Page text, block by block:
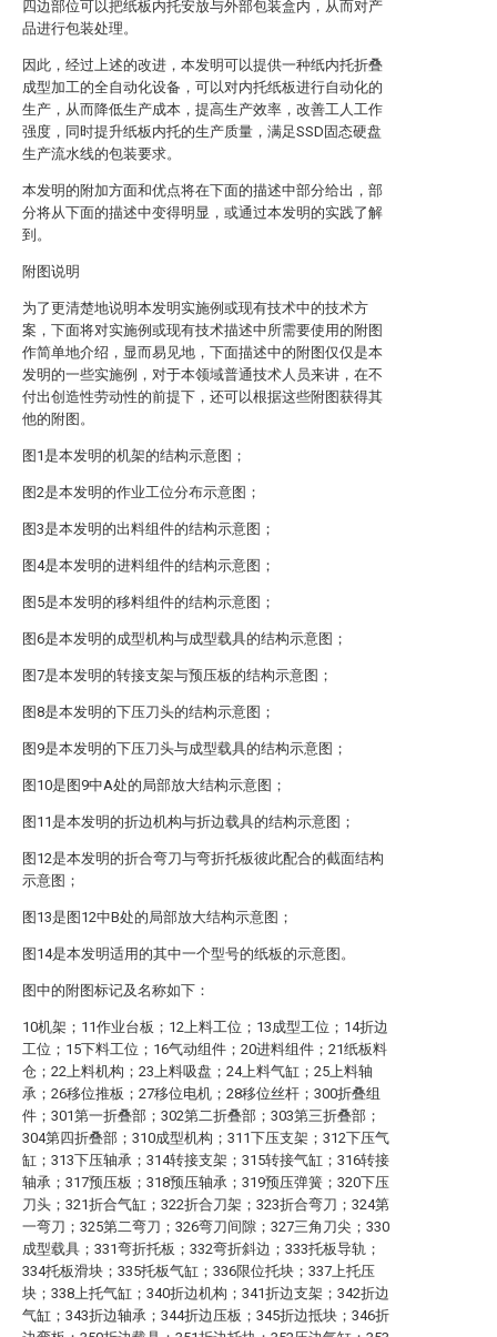
四边部位可以把纸板内托安放与外部包装盒内，从而对产
品进行包装处理。
因此，经过上述的改进，本发明可以提供一种纸内托折叠
成型加工的全自动化设备，可以对内托纸板进行自动化的
生产，从而降低生产成本，提高生产效率，改善工人工作
强度，同时提升纸板内托的生产质量，满足SSD固态硬盘
生产流水线的包装要求。
本发明的附加方面和优点将在下面的描述中部分给出，部
分将从下面的描述中变得明显，或通过本发明的实践了解
到。
附图说明
为了更清楚地说明本发明实施例或现有技术中的技术方
案，下面将对实施例或现有技术描述中所需要使用的附图
作简单地介绍，显而易见地，下面描述中的附图仅仅是本
发明的一些实施例，对于本领域普通技术人员来讲，在不
付出创造性劳动性的前提下，还可以根据这些附图获得其
他的附图。
图1是本发明的机架的结构示意图；
图2是本发明的作业工位分布示意图；
图3是本发明的出料组件的结构示意图；
图4是本发明的进料组件的结构示意图；
图5是本发明的移料组件的结构示意图；
图6是本发明的成型机构与成型载具的结构示意图；
图7是本发明的转接支架与预压板的结构示意图；
图8是本发明的下压刀头的结构示意图；
图9是本发明的下压刀头与成型载具的结构示意图；
图10是图9中A处的局部放大结构示意图；
图11是本发明的折边机构与折边载具的结构示意图；
图12是本发明的折合弯刀与弯折托板彼此配合的截面结构
示意图；
图13是图12中B处的局部放大结构示意图；
图14是本发明适用的其中一个型号的纸板的示意图。
图中的附图标记及名称如下：
10机架；11作业台板；12上料工位；13成型工位；14折边
工位；15下料工位；16气动组件；20进料组件；21纸板料
仓；22上料机构；23上料吸盘；24上料气缸；25上料轴
承；26移位推板；27移位电机；28移位丝杆；300折叠组
件；301第一折叠部；302第二折叠部；303第三折叠部；
304第四折叠部；310成型机构；311下压支架；312下压气
缸；313下压轴承；314转接支架；315转接气缸；316转接
轴承；317预压板；318预压轴承；319预压弹簧；320下压
刀头；321折合气缸；322折合刀架；323折合弯刀；324第
一弯刀；325第二弯刀；326弯刀间隙；327三角刀尖；330
成型载具；331弯折托板；332弯折斜边；333托板导轨；
334托板滑块；335托板气缸；336限位托块；337上托压
块；338上托气缸；340折边机构；341折边支架；342折边
气缸；343折边轴承；344折边压板；345折边抵块；346折